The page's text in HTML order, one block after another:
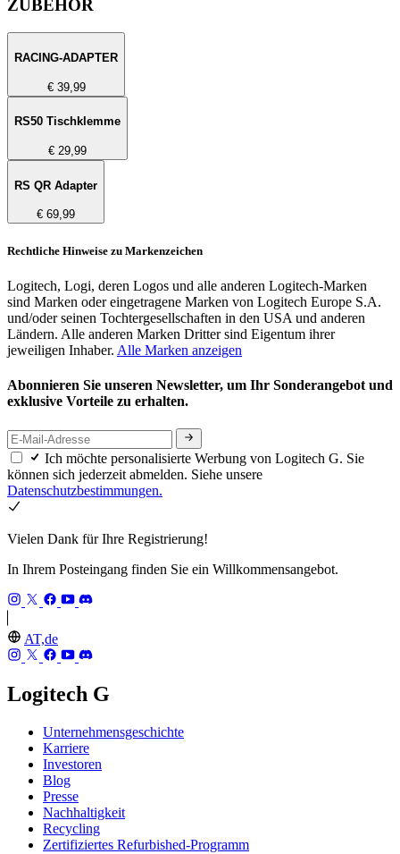
ZUBEHÖR
RACING-ADAPTER
€ 39,99
RS50 Tischklemme
€ 29,99
RS QR Adapter
€ 69,99
Rechtliche Hinweise zu Markenzeichen
Logitech, Logi, deren Logos und alle anderen Logitech-Marken
sind Marken oder eingetragene Marken von Logitech Europe S.A.
und/oder seinen Tochtergesellschaften in den USA und anderen
Ländern. Alle anderen Marken Dritter sind Eigentum ihrer
jeweiligen Inhaber. Alle Marken anzeigen
Abonnieren Sie unseren Newsletter, um Ihr Sonderangebot und
exklusive Vorteile zu erhalten.
Ich möchte personalisierte Werbung von Logitech G. Sie
können sich jederzeit abmelden. Siehe unsere
Datenschutzbestimmungen.
Vielen Dank für Ihre Registrierung!
In Ihrem Posteingang finden Sie ein Willkommensangebot.
AT,de
Logitech G
Unternehmensgeschichte
Karriere
Investoren
Blog
Presse
Nachhaltigkeit
Recycling
Zertifiziertes Refurbished-Programm